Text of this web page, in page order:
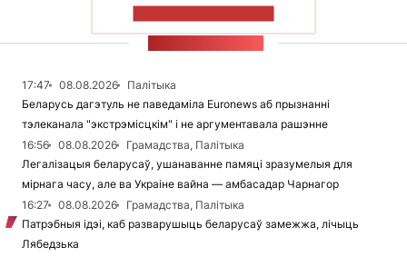
17:47 08.08.2026
Палітыка
Беларусь дагэтуль не паведаміла Euronews аб прызнанні
тэлеканала "экстрэмісцкім" і не аргументавала рашэнне
16:56
08.08.2026
Грамадства, Палітыка
Легалізацыя беларусаў, ушанаванне памяці зразумелыя для
мірнага часу, але ва Украіне вайна — амбасадар Чарнагор
16:27
08.08.2026
Грамадства, Палітыка
Патрэбныя ідэі, каб разварушыць беларусаў замежжа, лічыць
Лябедзька